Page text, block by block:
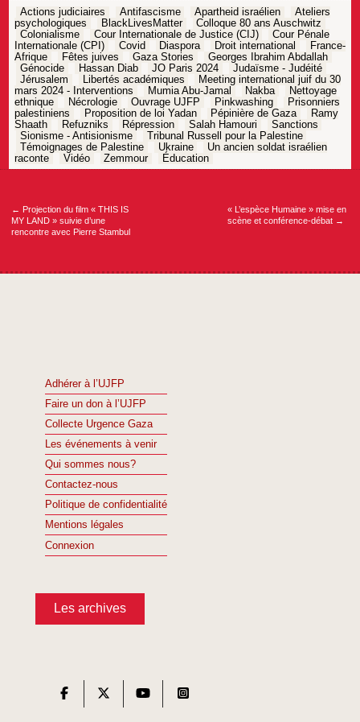
Actions judiciaires Antifascisme Apartheid israélien
Ateliers
psychologiques
BlackLivesMatter
Colloque 80 ans Auschwitz
Colonialisme
Cour Internationale de Justice (CIJ)
Cour Pénale
Internationale (CPI)
Covid Diaspora Droit international
France-
Afrique
Fêtes juives Gaza Stories
Georges Ibrahim Abdallah
Génocide
Hassan Diab JO Paris 2024
Judaïsme - Judéité
Jérusalem
Libertés académiques
Meeting international juif du 30
mars 2024 - Interventions
Mumia Abu-Jamal Nakba
Nettoyage
ethnique
Nécrologie Ouvrage UJFP Pinkwashing
Prisonniers
palestiniens
Proposition de loi Yadan Pépinière de Gaza
Ramy
Shaath
Refuzniks Répression Salah Hamouri
Sanctions
Sionisme - Antisionisme
Tribunal Russell pour la Palestine
Témoignages de Palestine
Ukraine
Un ancien soldat israélien
raconte
Vidéo Zemmour Éducation
Navigation
← Projection du film « THIS IS
MY LAND » suivie d’une
rencontre avec Pierre Stambul
« L’espèce Humaine » mise en
scène et conférence-débat →
Adhérer à l’UJFP
Faire un don à l’UJFP
Collecte Urgence Gaza
Les événements à venir
Qui sommes nous?
Contactez-nous
Politique de confidentialité
Mentions légales
Connexion
Les archives